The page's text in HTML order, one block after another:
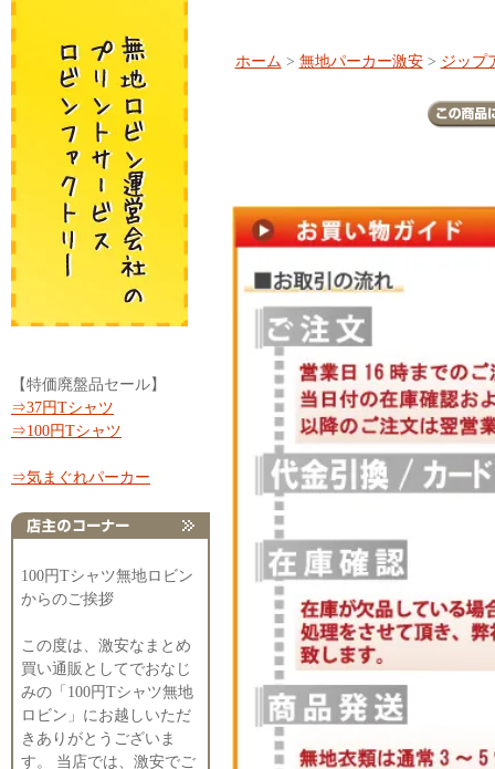
【特価廃盤品セール】
⇒37円Tシャツ
⇒100円Tシャツ
⇒気まぐれパーカー
100円Tシャツ無地ロビン
からのご挨拶
この度は、激安なまとめ
買い通販としてでおなじ
みの「100円Tシャツ無地
ロビン」にお越しいただ
きありがとうございま
す。 当店では、激安でご
ホーム > 無地パーカー激安> ジップ